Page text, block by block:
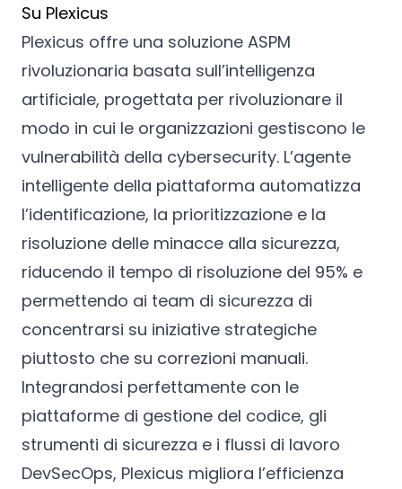
Su Plexicus
Plexicus offre una soluzione ASPM
rivoluzionaria basata sull’intelligenza
artificiale, progettata per rivoluzionare il
modo in cui le organizzazioni gestiscono le
vulnerabilità della cybersecurity. L’agente
intelligente della piattaforma automatizza
l’identificazione, la prioritizzazione e la
risoluzione delle minacce alla sicurezza,
riducendo il tempo di risoluzione del 95% e
permettendo ai team di sicurezza di
concentrarsi su iniziative strategiche
piuttosto che su correzioni manuali.
Integrandosi perfettamente con le
piattaforme di gestione del codice, gli
strumenti di sicurezza e i flussi di lavoro
DevSecOps, Plexicus migliora l’efficienza